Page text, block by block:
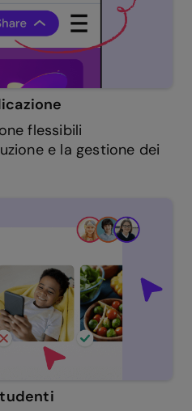
flessibili
e la gestione dei